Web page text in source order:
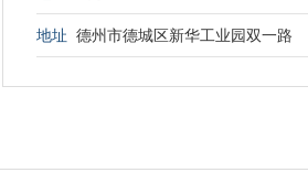
地址 德州市德城区新华工业园双一路